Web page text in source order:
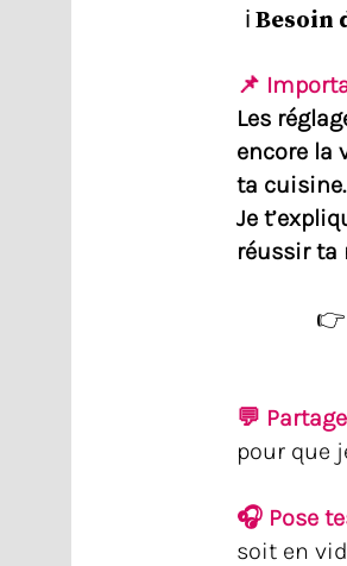
ℹ️
📌
Les
encore la
ta cuisine.
Je
réussir ta
💬
pour que
🎧 Pose
soit en